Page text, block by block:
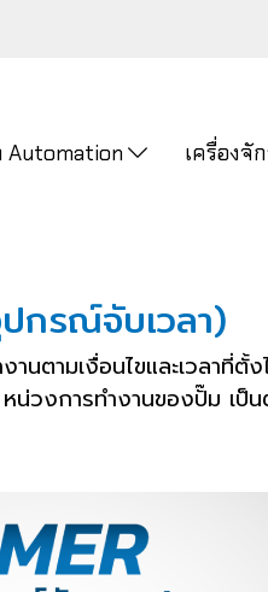
Automation เครื่องจั
กรณ์จับเวลา)
นตามเงื่อนไขและเวลาที่
หน่วงการทำงานของปั๊ม